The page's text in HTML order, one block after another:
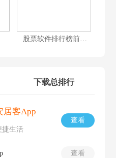
股票软件排行榜前十名
下载总排行
查看
居客App
捷生活
查看